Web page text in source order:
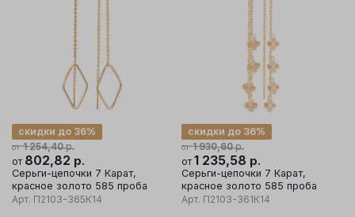
от 1 254,40р.
скидки до 36%
от 802,82 р.
Серьги-цепочки 7 Карат,
красное золото 585 проба
Арт. П2103-365К14
от 1 930,60р.
скидки до 36%
от 1 235,58 р.
Серьги-цепочки 7 Карат,
красное золото 585 проба
Арт. П2103-361К14